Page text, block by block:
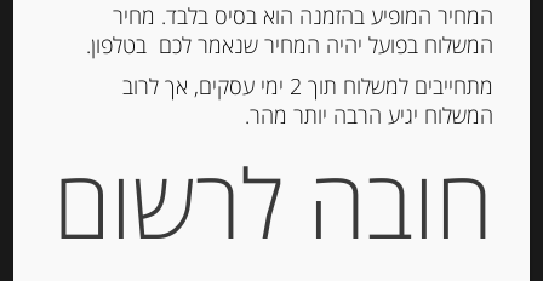
המלאי אזל
מק"ט:8437000889304
ומתוקים
,שקדים ואגוזים
המחיר המופיע בהזמנה הוא בסיס בלבד. מחיר
המשלוח בפועל יהיה המחיר שנאמר לכם בטלפון.
מתחייבים למשלוח תוך 2 ימי עסקים, אך לרוב
המשלוח יגיע הרבה יותר מהר.
חובה לרשום